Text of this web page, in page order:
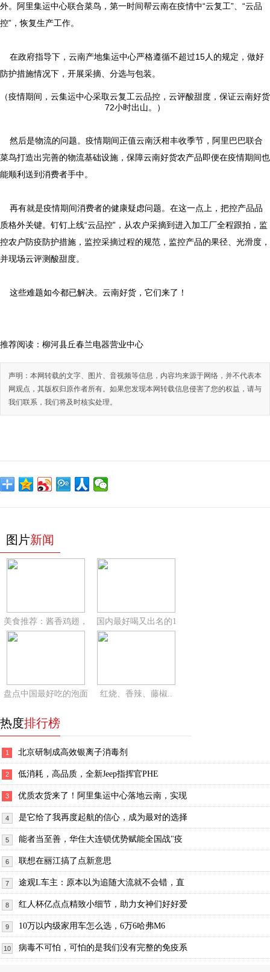
外。阿里集运中心联合菜鸟，第一时间帮云南在疫情中“云复工”、“云品
控”，恢复生产工作。
在政府指导下，云南产地集运中心严格遵循不超过15人的规定，做好
防护措施情况下，开展采摘、分选与包装。
（疫情期间，云集运中心采取云复工云品控，云评酸甜度，保证云南好货
72小时出山。）
然后是物流的问题。疫情期间正值云南沃柑丰收季节，阿里巴巴联合
菜鸟打造出完善的物流基础设施，保障云南好货农产品即便在疫情期间也
能顺利送到消费者手中。
再有就是疫情期间消费者的健康疑虑问题。在这一点上，把控产品品
质格外关键。钉钉上线“云品控”，从农户采摘到进入加工厂全程跟拍，监
控农户防疫防护措施，监控采摘过程的规范，监控产品的果径、光滑度，
并现场云评测酸甜度。
这些难题如今都已解决。云南好货，它们来了！
推荐阅读： 柳河县丘春兰电器营业中心
声明：本网转载的文字、图片、音视频等信息，内容均来源于网络，并不代表本
网观点，其版权归原作者所有。如果您发现本网转载信息侵害了您的权益，请与
我们联系，我们将及时核实处理。
图片新闻
美食推荐：酱香鸡翅， 国内最好喝又出名的1
盘点中国最好吃的泡面 红烧、香辣、藤椒..
热度排行榜
1 北京研制成高效银离子消毒剂
2 低消耗，高品质，全新Jeep指挥官PHE
3 优质农货来了！阿里集运中心落地云南，实现
4 是它给了我再度起航的信心，成为最对的选择
5 能者当至善，华住大连锁优势赋能全国战"疫
6 联想在丽江搞了点新意思
7 途观L车主：原本以为追随大流就不会错，直
8 红人杯亿点点精致小细节，助力女神们好好爱
9 10万以内级家用车怎么选，6万6哈弗M6
10 病毒不可怕，可怕的是我们没有完整的免疫系